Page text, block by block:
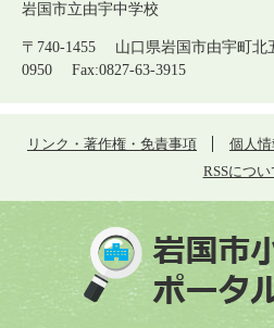
岩国市立由宇中学校
〒740-1455 山口県岩国市由宇町北
0950 Fax:0827-63-3915
リンク・著作権・免責事項 個人
RSSについ